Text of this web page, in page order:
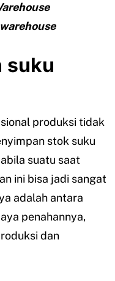
suku
produksi tidak
stok suku
suatu saat
ini bisa jadi sangat
adalah antara
penahannya,
dan